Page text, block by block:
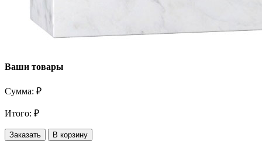
Ваши товары
Сумма: ₽
Итого: ₽
Заказать В корзину